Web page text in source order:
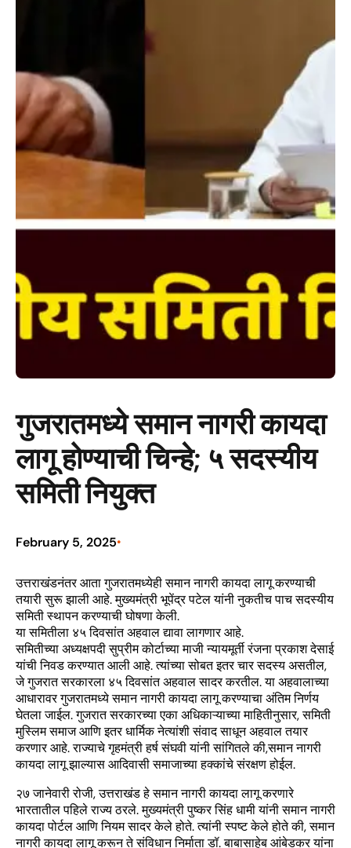
गुजरातमध्ये समान नागरी कायदा
लागू होण्याची चिन्हे; ५ सदस्यीय
समिती नियुक्त
February 5, 2025•
उत्तराखंडनंतर आता गुजरातमध्येही समान नागरी कायदा लागू करण्याची
तयारी सुरू झाली आहे. मुख्यमंत्री भूपेंद्र पटेल यांनी नुकतीच पाच सदस्यीय
समिती स्थापन करण्याची घोषणा केली.
या समितीला ४५ दिवसांत अहवाल द्यावा लागणार आहे.
समितीच्या अध्यक्षपदी सुप्रीम कोर्टाच्या माजी न्यायमूर्ती रंजना प्रकाश देसाई
यांची निवड करण्यात आली आहे. त्यांच्या सोबत इतर चार सदस्य असतील,
जे गुजरात सरकारला ४५ दिवसांत अहवाल सादर करतील. या अहवालाच्या
आधारावर गुजरातमध्ये समान नागरी कायदा लागू करण्याचा अंतिम निर्णय
घेतला जाईल. गुजरात सरकारच्या एका अधिकाऱ्याच्या माहितीनुसार, समिती
मुस्लिम समाज आणि इतर धार्मिक नेत्यांशी संवाद साधून अहवाल तयार
करणार आहे. राज्याचे गृहमंत्री हर्ष संघवी यांनी सांगितले की,समान नागरी
कायदा लागू झाल्यास आदिवासी समाजाच्या हक्कांचे संरक्षण होईल.
२७ जानेवारी रोजी, उत्तराखंड हे समान नागरी कायदा लागू करणारे
भारतातील पहिले राज्य ठरले. मुख्यमंत्री पुष्कर सिंह धामी यांनी समान नागरी
कायदा पोर्टल आणि नियम सादर केले होते. त्यांनी स्पष्ट केले होते की, समान
नागरी कायदा लागू करून ते संविधान निर्माता डॉ. बाबासाहेब आंबेडकर यांना